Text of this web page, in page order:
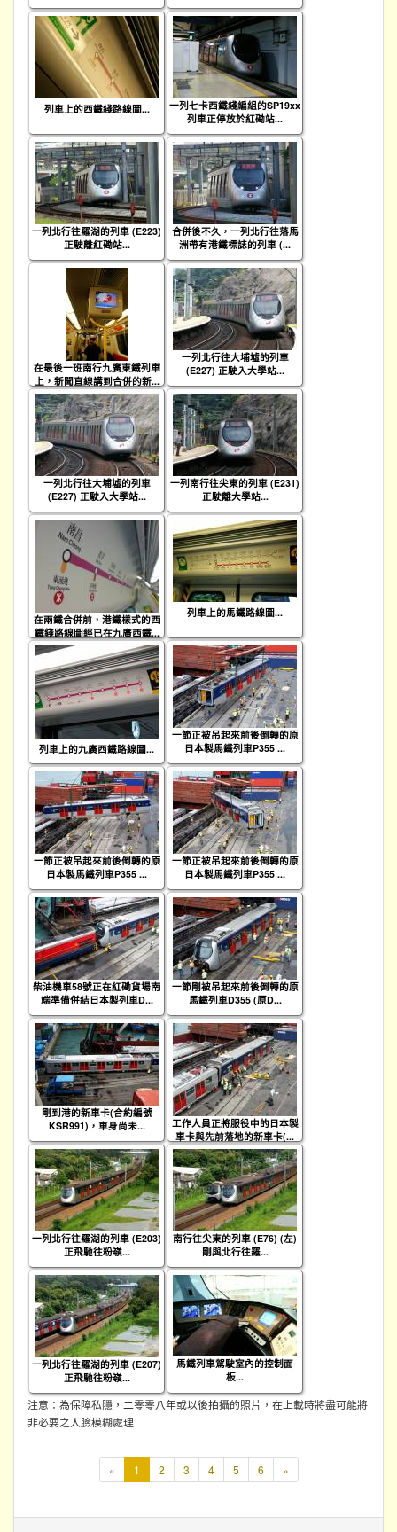
列車上的西鐵綫路線圖...
一列七卡西鐵綫編組的SP19xx
列車正停放於紅磡站...
一列北行往羅湖的列車 (E223)
正駛離紅磡站...
合併後不久，一列北行往落馬
洲帶有港鐵標誌的列車 (...
在最後一班南行九廣東鐵列車
上，新聞直線講到合併的新...
一列北行往大埔墟的列車
(E227) 正駛入大學站...
一列北行往大埔墟的列車
(E227) 正駛入大學站...
一列南行往尖東的列車 (E231)
正駛離大學站...
在兩鐵合併前，港鐵樣式的西
鐵綫路線圖經已在九廣西鐵...
列車上的馬鐵路線圖...
列車上的九廣西鐵路線圖...
一節正被吊起來前後倒轉的原
日本製馬鐵列車P355 ...
一節正被吊起來前後倒轉的原
日本製馬鐵列車P355 ...
一節正被吊起來前後倒轉的原
日本製馬鐵列車P355 ...
柴油機車58號正在紅磡貨場南
端準備併結日本製列車D...
一節剛被吊起來前後倒轉的原
馬鐵列車D355 (原D...
剛到港的新車卡(合約編號
KSR991)，車身尚未...
工作人員正將服役中的日本製
車卡與先前落地的新車卡(...
一列北行往羅湖的列車 (E203)
正飛馳往粉嶺...
南行往尖東的列車 (E76) (左)
剛與北行往羅...
一列北行往羅湖的列車 (E207)
正飛馳往粉嶺...
馬鐵列車駕駛室內的控制面
板...
注意：為保障私隱，二零零八年或以後拍攝的照片，在上載時將盡可能將
非必要之人臉模糊處理
« 1
頁
2 3 4 5 6 »